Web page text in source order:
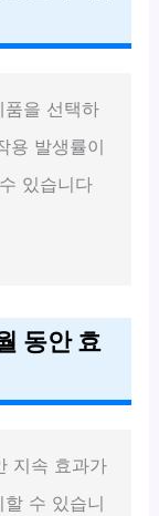
을 선택하
용 발생률이
있습니다
동안 효
지속 효과가
수 있습니